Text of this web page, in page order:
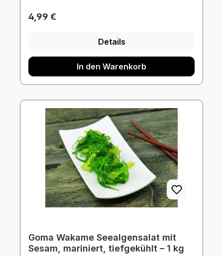
Regulärer Preis:
4,99 €
Details
In den Warenkorb
Goma Wakame Seealgensalat mit
Sesam, mariniert, tiefgekühlt – 1 kg